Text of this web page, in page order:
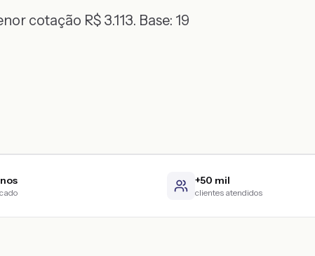
cotação R$ 3.113. Base: 19
+50 mil
clientes atendidos